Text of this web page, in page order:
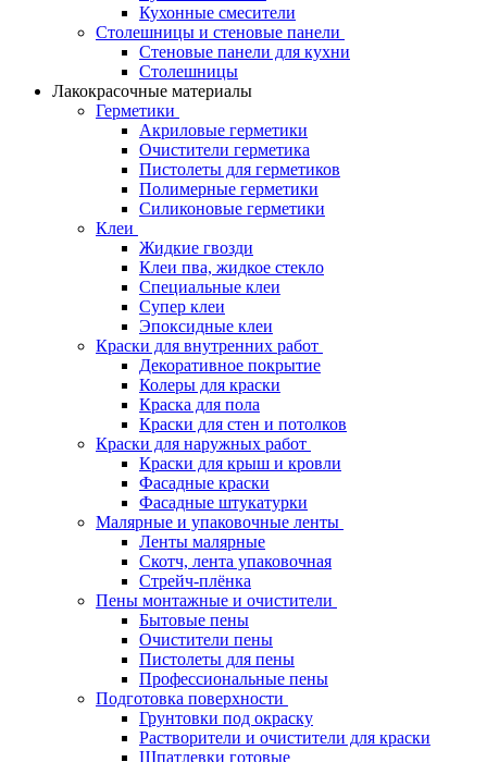
Кухонные смесители
Столешницы и стеновые панели
Стеновые панели для кухни
Столешницы
Лакокрасочные материалы
Герметики
Акриловые герметики
Очистители герметика
Пистолеты для герметиков
Полимерные герметики
Силиконовые герметики
Клеи
Жидкие гвозди
Клеи пва, жидкое стекло
Специальные клеи
Супер клеи
Эпоксидные клеи
Краски для внутренних работ
Декоративное покрытие
Колеры для краски
Краска для пола
Краски для стен и потолков
Краски для наружных работ
Краски для крыш и кровли
Фасадные краски
Фасадные штукатурки
Малярные и упаковочные ленты
Ленты малярные
Скотч, лента упаковочная
Стрейч-плёнка
Пены монтажные и очистители
Бытовые пены
Очистители пены
Пистолеты для пены
Профессиональные пены
Подготовка поверхности
Грунтовки под окраску
Растворители и очистители для краски
Шпатлевки готовые